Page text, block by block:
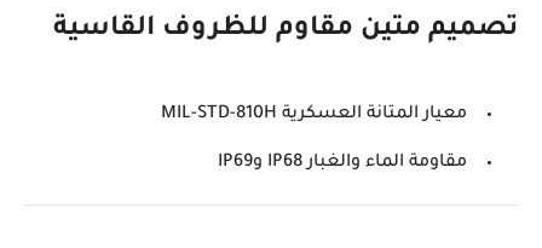
تصميم متين مقاوم للظروف القاسية
معيار المتانة العسكرية MIL-STD-810H
مقاومة الماء والغبار IP68 وIP69